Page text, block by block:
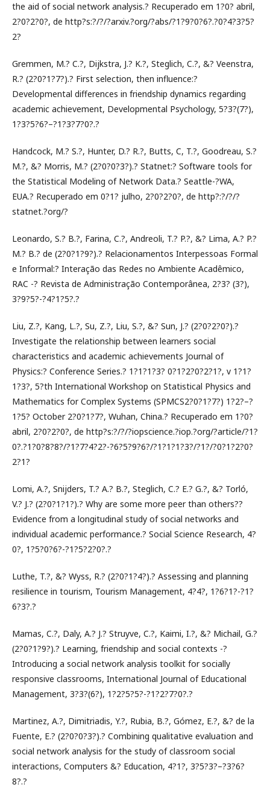
the aid of social network analysis.? Recuperado em 1?0? abril,
2?0?2?0?, de http?s:?/?/?arxiv.?org/?abs/?1?9?0?6?.?0?4?3?5?
2?
Gremmen, M.? C.?, Dijkstra, J.? K.?, Steglich, C.?, &? Veenstra,
R.? (2?0?1?7?).? First selection, then influence:?
Developmental differences in friendship dynamics regarding
academic achievement, Developmental Psychology, 5?3?(7?),
1?3?5?6?–?1?3?7?0?.?
Handcock, M.? S.?, Hunter, D.? R.?, Butts, C, T.?, Goodreau, S.?
M.?, &? Morris, M.? (2?0?0?3?).? Statnet:? Software tools for
the Statistical Modeling of Network Data.? Seattle-?WA,
EUA.? Recuperado em 0?1? julho, 2?0?2?0?, de http?:?/?/?
statnet.?org/?
Leonardo, S.? B.?, Farina, C.?, Andreoli, T.? P.?, &? Lima, A.? P.?
M.? B.? de (2?0?1?9?).? Relacionamentos Interpessoas Formal
e Informal:? Interação das Redes no Ambiente Acadêmico,
RAC -? Revista de Administração Contemporânea, 2?3? (3?),
3?9?5?-?4?1?5?.?
Liu, Z.?, Kang, L.?, Su, Z.?, Liu, S.?, &? Sun, J.? (2?0?2?0?).?
Investigate the relationship between learners social
characteristics and academic achievements Journal of
Physics:? Conference Series.? 1?1?1?3? 0?1?2?0?2?1?, v 1?1?
1?3?, 5?th International Workshop on Statistical Physics and
Mathematics for Complex Systems (SPMCS2?0?1?7?) 1?2?–?
1?5? October 2?0?1?7?, Wuhan, China.? Recuperado em 1?0?
abril, 2?0?2?0?, de http?s:?/?/?iopscience.?iop.?org/?article/?1?
0?.?1?0?8?8?/?1?7?4?2?-?6?5?9?6?/?1?1?1?3?/?1?/?0?1?2?0?
2?1?
Lomi, A.?, Snijders, T.? A.? B.?, Steglich, C.? E.? G.?, &? Torló,
V.? J.? (2?0?1?1?).? Why are some more peer than others??
Evidence from a longitudinal study of social networks and
individual academic performance.? Social Science Research, 4?
0?, 1?5?0?6?-?1?5?2?0?.?
Luthe, T.?, &? Wyss, R.? (2?0?1?4?).? Assessing and planning
resilience in tourism, Tourism Management, 4?4?, 1?6?1?-?1?
6?3?.?
Mamas, C.?, Daly, A.? J.? Struyve, C.?, Kaimi, I.?, &? Michail, G.?
(2?0?1?9?).? Learning, friendship and social contexts -?
Introducing a social network analysis toolkit for socially
responsive classrooms, International Journal of Educational
Management, 3?3?(6?), 1?2?5?5?-?1?2?7?0?.?
Martinez, A.?, Dimitriadis, Y.?, Rubia, B.?, Gómez, E.?, &? de la
Fuente, E.? (2?0?0?3?).? Combining qualitative evaluation and
social network analysis for the study of classroom social
interactions, Computers &? Education, 4?1?, 3?5?3?–?3?6?
8?.?